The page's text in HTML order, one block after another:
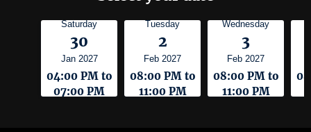
Saturday
30
Jan 2027
04:00 PM to
07:00 PM
Tuesday
2
Feb 2027
08:00 PM to
11:00 PM
Wednesday
3
Feb 2027
08:00 PM to
11:00 PM